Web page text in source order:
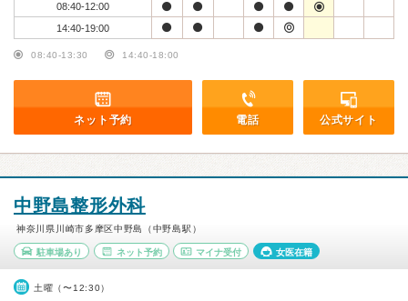
08:40-12:00
14:40-19:00
08:40-13:30 14:40-18:00
ネット予約 電話 公式サイト
中野島整形外科
神奈川県川崎市多摩区中野島（中野島駅）
駐車場あり ネット予約 マイナ受付 女医在籍
土曜（〜12:30）